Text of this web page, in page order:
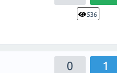
536
0 1